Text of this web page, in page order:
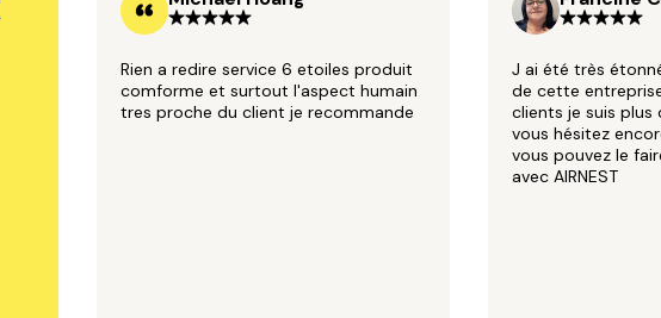
Rien a redire service 6 etoiles produit
comforme et surtout l'aspect humain
tres proche du client je recommande
J ai été très
de cette
clients je suis
vous hésitez
vous pouvez le
avec AIRNEST